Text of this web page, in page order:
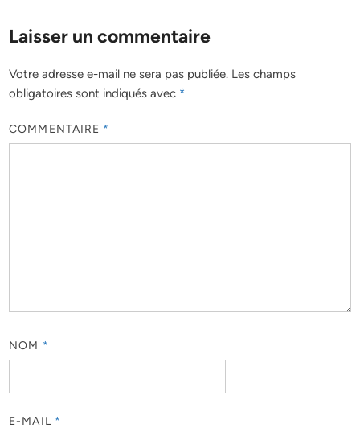
Laisser un commentaire
Votre adresse e-mail ne sera pas publiée. Les champs
obligatoires sont indiqués avec *
COMMENTAIRE *
NOM *
E-MAIL *